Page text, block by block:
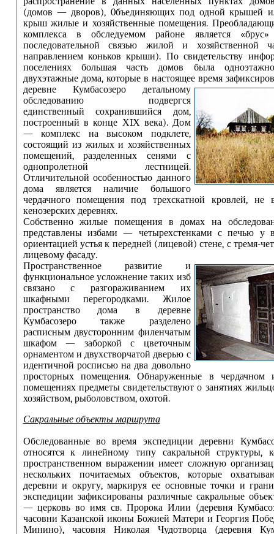
(домов — дворов), 0бъединяющих под одной крышей
крыш жилые и хозяйственные помещения.
комплекса в обследуемом районе является
последовательной связью жилой и хозяйственной
направлением коньков крыши). По свидетельству
поселениях большая часть домов была
двухэтажные дома, которые в настоящее время
деревне Кумбасозеро детальному
обследованию подвергся
единственный сохранившийся дом,
построенный в конце ХIХ века). Дом
— комплекс на высоком подклете,
состоящий из жилых и хозяйственных
помещений, разделенных сенями с
однопролетной лестницей.
Отличительной особенностью данного
дома является наличие большого
чердачного помещения под
трехскатной кровлей, не
кенозерских деревнях.
Собственно жилые помещения в домах на
представлены избами — четырехстенками с печью у
ориентацией устья к передней (лицевой) стене, с тремя-
лицевому фасаду.
Пространственное развитие и
функциональное усложнение таких изб
связано с разгораживанием их
шкафными перегородками. Жилое
пространство дома в деревне
Кумбасозеро также разделено
расписным двусторонним филенчатым
шкафом — заборкой с цветочным
орнаментом и двухстворчатой дверью с
идентичной росписью на два довольно
просторных помещения. Обнаруженные в чердачном
помещениях предметы свидетельствуют о занятиях
хозяйством, рыболовством, охотой.
Сакральные объекты маршрута
Обследованные во время экспедиции деревни
относятся к линейному типу сакральной структуры,
пространственном выражении имеет сложную
нескольких почитаемых объектов, которые
деревни и округу, маркируя ее основные точки и
экспедиции зафиксированы различные сакральные
— церковь во имя св. Пророка Илии (деревня
часовни Казанской иконы Божией Матери и Георгия
Минино), часовня Николая Чудотворца (деревня